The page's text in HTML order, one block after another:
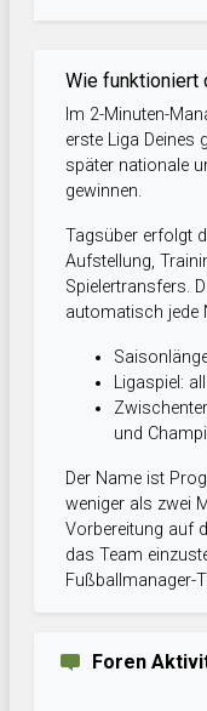
Wie funktioniert
Im 2-Minuten-
erste Liga Deines
später nationale
gewinnen.
Tagsüber erfolgt
Aufstellung,
Spielertransfers.
automatisch jede
Ligaspiel:
und
Der Name ist
weniger als zwei
Vorbereitung auf
das Team
Fußballmanager-
Foren